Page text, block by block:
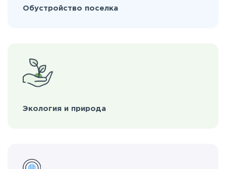
Обустройство поселка
Экология и природа